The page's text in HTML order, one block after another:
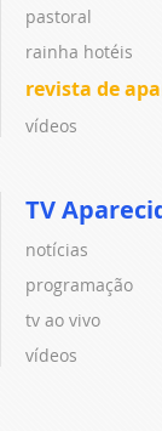
pastoral
rainha hotéis
revista de
vídeos
TV
notícias
programação
tv ao vivo
vídeos